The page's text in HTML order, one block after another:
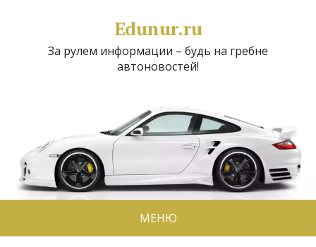
Edunur.ru
За рулем информации – будь на гребне
автоновостей!
МЕНЮ